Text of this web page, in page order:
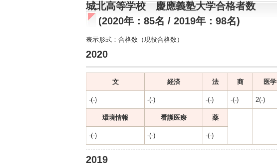
城北高等学校 慶應義塾大学合格者数
(2020年：85名 / 2019年：98名)
表示形式：合格数（現役合格数）
2020
文 経済 法 商 医学
-(-)
-(-) -(-) -(-) 2(-)
環境情報 看護医療
薬
-(-)
-(-) -(-)
2019